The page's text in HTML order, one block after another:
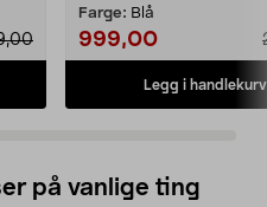
Farge: Blå
999,00
Legg i handlekurv
på vanlige ting